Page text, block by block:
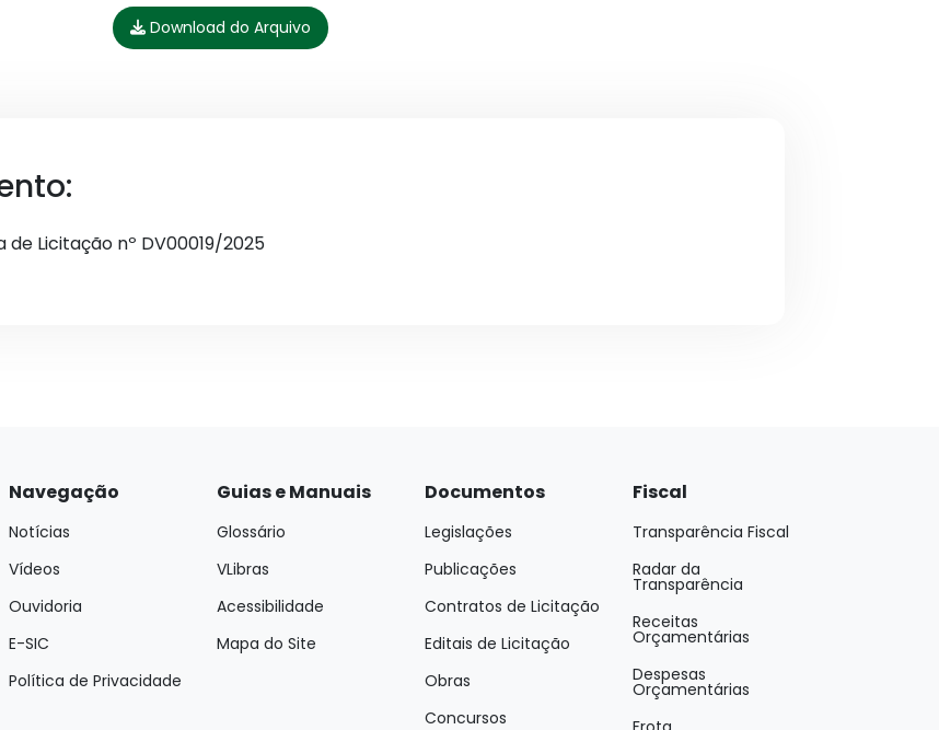
Download do Arquivo
de Licitação nº DV00019/2025
Navegação
Notícias
Vídeos
Ouvidoria
E-SIC
Política de Privacidade
Guias e Manuais
Glossário
VLibras
Acessibilidade
Mapa do Site
Documentos
Legislações
Publicações
Contratos de Licitação
Editais de Licitação
Obras
Concursos
Fiscal
Transparência Fiscal
Radar da
Transparência
Receitas
Orçamentárias
Despesas
Orçamentárias